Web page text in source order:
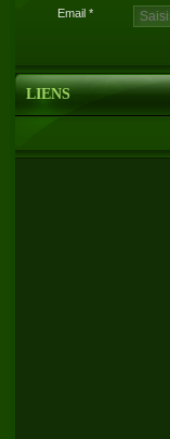
Email
LIENS